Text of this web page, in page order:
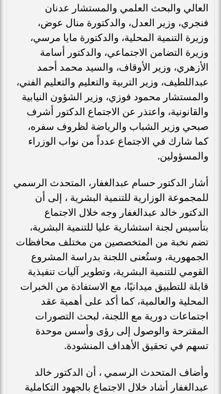
العالي والبحث العلمي والمستشار عدنان
فنجري، وزير العدل، والدكتورة منال عوض،
وزيرة التنمية المحلية، والدكتورة مايا مرسي،
وزيرة التضامن الاجتماعي، والدكتور أسامة
الأزهري، وزير الأوقاف، والسيد محمد أحمد
عبداللطيف، وزير التربية والتعليم والتعليم الفني،
والمستشار محمود فوزي، وزير الشؤون النيابية
والقانونية، واعتذر عن الاجتماع الدكتور أشرف
صبحي وزير الشباب والرياضة لظروف سفره،
كما شارك في الاجتماع عدداً من نواب الوزراء
والمسؤولين.
أشار الدكتور حسام عبدالغفار، المتحدث الرسمي
للمجموعة الوزارية للتنمية البشرية ، إلى أن
الدكتور خالد عبدالغفار وجه خلال الاجتماع
بتأسيس لجنة استشارية عليا للتنمية البشرية،
تضم نخبة من المتخصصين من مختلف محافظات
الجمهورية، وستُعنى اللجنة بدراسة المشروع
القومي للتنمية البشرية، وتطوير آليات تنفيذية
قابلة للتطبيق ميدانيًا، مع الاستفادة من الخبرات
المحلية والعالمية، كما أكد على أهمية عقد
اجتماعات دورية مع اللجنة، لبحث التصورات
المقترحة والوصول إلى رؤى وأسس موحدة
تسهم في تحقيق الأهداف المنشودة.
وأضاف المتحدث الرسمي ، أن الدكتور خالد
عبدالغفار أشاد خلال الاجتماع بالجهود التكاملية